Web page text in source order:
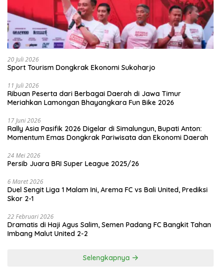
20 Juli 2026
Sport Tourism Dongkrak Ekonomi Sukoharjo
11 Juli 2026
Ribuan Peserta dari Berbagai Daerah di Jawa Timur
Meriahkan Lamongan Bhayangkara Fun Bike 2026
17 Juni 2026
Rally Asia Pasifik 2026 Digelar di Simalungun, Bupati Anton:
Momentum Emas Dongkrak Pariwisata dan Ekonomi Daerah
24 Mei 2026
Persib Juara BRI Super League 2025/26
6 Maret 2026
Duel Sengit Liga 1 Malam Ini, Arema FC vs Bali United, Prediksi
Skor 2-1
22 Februari 2026
Dramatis di Haji Agus Salim, Semen Padang FC Bangkit Tahan
Imbang Malut United 2-2
Selengkapnya